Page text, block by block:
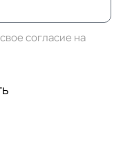
согласие на